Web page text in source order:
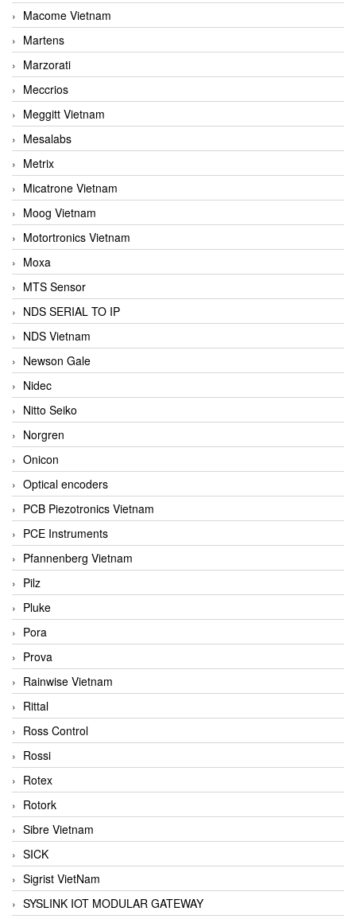
Macome Vietnam
Martens
Marzorati
Meccrios
Meggitt Vietnam
Mesalabs
Metrix
Micatrone Vietnam
Moog Vietnam
Motortronics Vietnam
Moxa
MTS Sensor
NDS SERIAL TO IP
NDS Vietnam
Newson Gale
Nidec
Nitto Seiko
Norgren
Onicon
Optical encoders
PCB Piezotronics Vietnam
PCE Instruments
Pfannenberg Vietnam
Pilz
Pluke
Pora
Prova
Rainwise Vietnam
Rittal
Ross Control
Rossi
Rotex
Rotork
Sibre Vietnam
SICK
Sigrist VietNam
SYSLINK IOT MODULAR GATEWAY